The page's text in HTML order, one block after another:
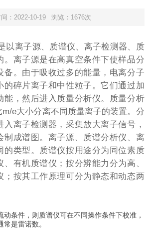
：2022-10-19 浏览：1676次
以离子源、质谱仪、离子检测器、质
。离子源是在高真空条件下使样品分
备。由于吸收过多的能量，电离分子
的碎片离子和中性粒子。它们通过加
能，然后进入质量分析仪。质量分析
e大小分离不同质量离子的装置。分
入离子检测器，采集放大离子信号，
制成谱图。离子源、质谱分析仪、离
的类型。质谱仪按用途分为同位素质
有机质谱仪；按分辨能力分为高、
；按其工作原理可分为静态和动态两
条件，则质谱仪可在不同操作条件下校准，
是雷诺数。